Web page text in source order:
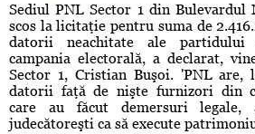
Sediul PNL Sector 1 din Bulevardul
scos la licitaţie pentru suma de
datorii neachitate ale
campania electorală, a declarat,
Sector 1, Cristian Buşoi. 'PNL are,
datorii faţă de nişte furnizori din
care au făcut demersuri
judecătoreşti ca să execute